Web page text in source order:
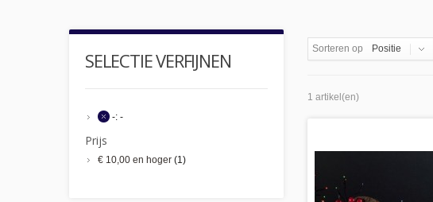
Sorteren op Positie
1 artikel(en)
SELECTIE VERFIJNEN
-: -
Prijs
€ 10,00 en hoger (1)